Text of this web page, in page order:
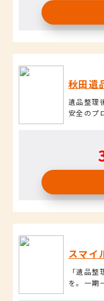
秋田遺
遺品整理
安全のプ
スマイ
「遺品
を。一期